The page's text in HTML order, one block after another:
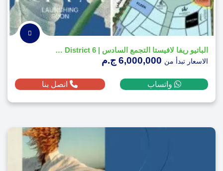
الباتيو ريفا لافيستا التجمع السادس | Patio Riva la vista District 6
الاسعار تبدأ من
واتساب اتصل بنا